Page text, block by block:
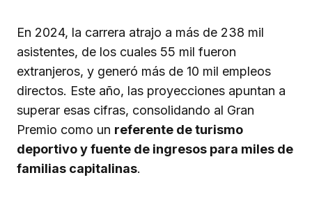
En 2024, la carrera atrajo a más de 238 mil
asistentes, de los cuales 55 mil fueron
extranjeros, y generó más de 10 mil empleos
directos. Este año, las proyecciones apuntan a
superar esas cifras, consolidando al Gran
Premio como un referente de turismo
deportivo y fuente de ingresos para miles de
familias capitalinas.